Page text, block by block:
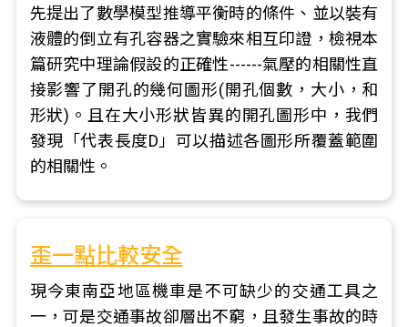
先提出了數學模型推導平衡時的條件、並以裝有
液體的倒立有孔容器之實驗來相互印證，檢視本
篇研究中理論假設的正確性------氣壓的相關性直
接影響了開孔的幾何圖形(開孔個數，大小，和
形狀)。且在大小形狀皆異的開孔圖形中，我們
發現「代表長度D」可以描述各圖形所覆蓋範圍
的相關性。
歪一點比較安全
現今東南亞地區機車是不可缺少的交通工具之
一，可是交通事故卻層出不窮，且發生事故的時